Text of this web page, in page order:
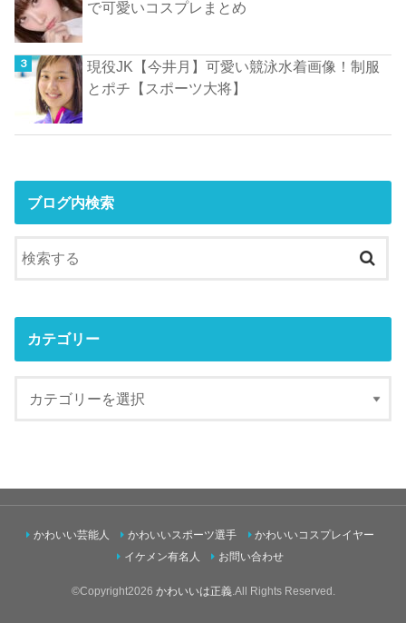
で可愛いコスプレまとめ
現役JK【今井月】可愛い競泳水着画像！制服
とポチ【スポーツ大将】
ブログ内検索
カテゴリー
かわいい芸能人 かわいいスポーツ選手
かわいいコスプレイヤー
イケメン有名人
お問い合わせ
©Copyright2026 かわいいは正義.All Rights Reserved.